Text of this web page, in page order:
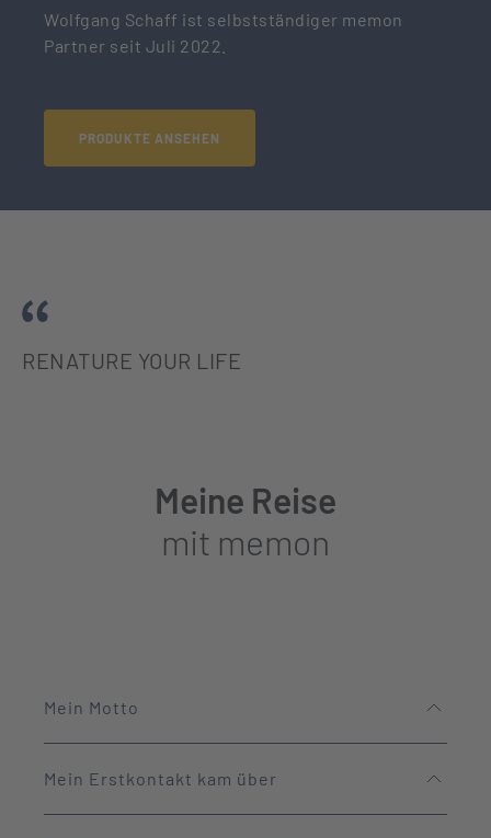
Wolfgang Schaff ist selbstständiger memon
Partner seit Juli 2022.
PRODUKTE ANSEHEN
RENATURE YOUR LIFE
Meine Reise
mit memon
Mein Motto
Mein Erstkontakt kam über